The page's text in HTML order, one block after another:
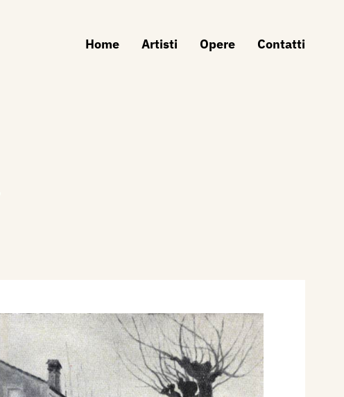
Home Artisti Opere Contatti